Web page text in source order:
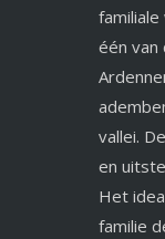
één van
vallei.
en
Het
familie